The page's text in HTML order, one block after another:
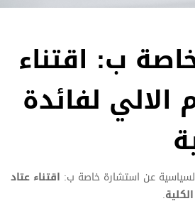
ب: اقتناء
الالي لفائدة
عن استشارة خاصة ب: اقتناء عتاد
.